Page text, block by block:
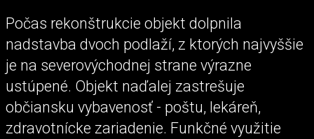
Počas rekonštrukcie objekt dolpnila
nadstavba dvoch podlaží, z ktorých najvyššie
je na severovýchodnej strane výrazne
ustúpené. Objekt naďalej zastrešuje
občiansku vybavenosť - poštu, lekáreň,
zdravotnícke zariadenie. Funkčné využitie